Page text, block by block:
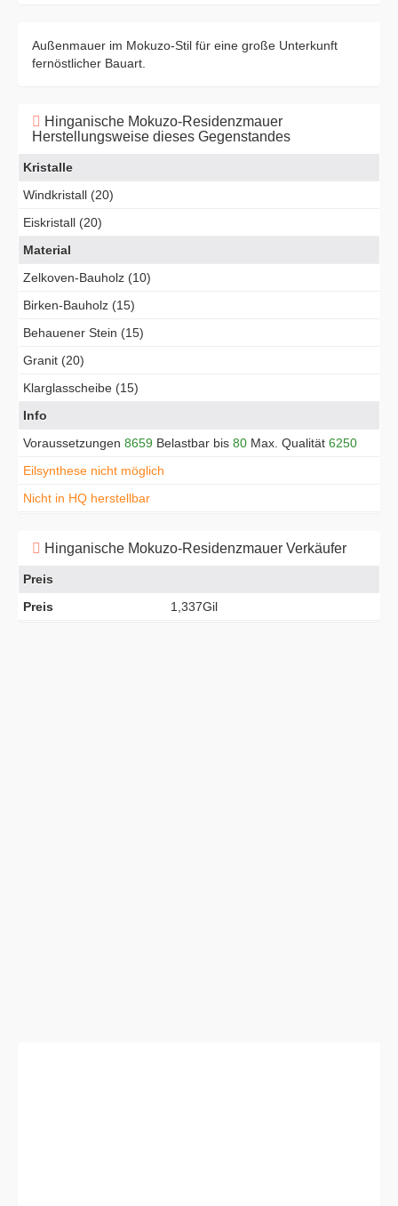
Außenmauer im Mokuzo-Stil für eine große Unterkunft
fernöstlicher Bauart.
Hinganische Mokuzo-Residenzmauer
Herstellungsweise dieses Gegenstandes
Kristalle
Windkristall (20)
Eiskristall (20)
Material
Zelkoven-Bauholz (10)
Birken-Bauholz (15)
Behauener Stein (15)
Granit (20)
Klarglasscheibe (15)
Info
Voraussetzungen 8659 Belastbar bis 80 Max. Qualität 6250
Eilsynthese nicht möglich
Nicht in HQ herstellbar
Hinganische Mokuzo-Residenzmauer Verkäufer
Preis
Preis
1,337Gil